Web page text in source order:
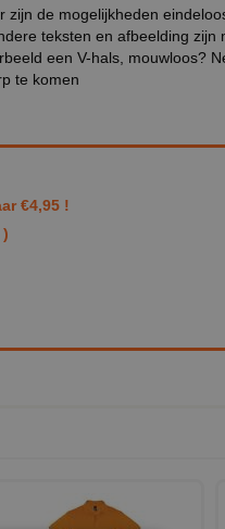
de mogelijkheden
teksten en afbeelding zijn
een V-hals, mouwloos?
te komen
€4,95 !